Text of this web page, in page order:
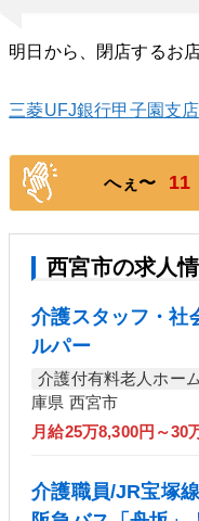
明日から、閉店するお
三菱UFJ銀行甲子園支店
へぇ〜 11
西宮市の求人
介護スタッフ・社
ルパー
介護付有料老人ホー
庫県 西宮市
月給25万8,300円～30
介護職員/JR宝塚